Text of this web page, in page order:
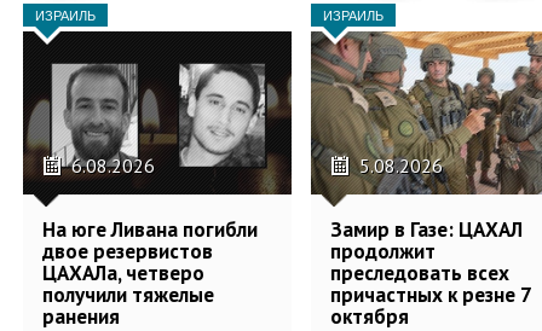
ИЗРАИЛЬ
6.08.2026
На юге Ливана погибли
двое резервистов
ЦАХАЛа, четверо
получили тяжелые
ранения
ИЗРАИЛЬ
5.08.2026
Замир в Газе: ЦАХАЛ
продолжит
преследовать всех
причастных к резне 7
октября